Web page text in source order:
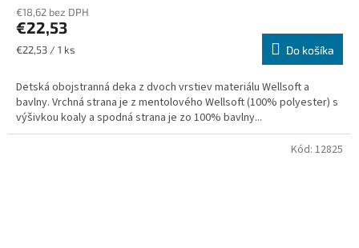
€18,62 bez DPH
€22,53
Jednotková
€22,53 / 1 ks Do košíka
Detská obojstranná deka z dvoch vrstiev materiálu Wellsoft a
bavlny. Vrchná strana je z mentolového Wellsoft (100% polyester) s
výšivkou koaly a spodná strana je zo 100% bavlny...
Kód: 12825